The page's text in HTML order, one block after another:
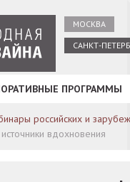
МОСКВА
САНКТ-
ПРОГРАММЫ
российских и
вдохновения